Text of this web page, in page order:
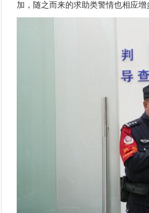
加，随之而来的求助类警情也相应增